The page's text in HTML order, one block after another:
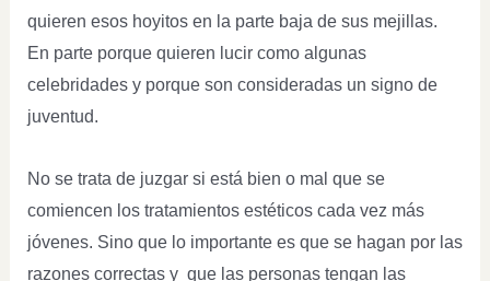
quieren esos hoyitos en la parte baja de sus mejillas.
En parte porque quieren lucir como algunas
celebridades y porque son consideradas un signo de
juventud.
No se trata de juzgar si está bien o mal que se
comiencen los tratamientos estéticos cada vez más
jóvenes. Sino que lo importante es que se hagan por las
razones correctas y que las personas tengan las